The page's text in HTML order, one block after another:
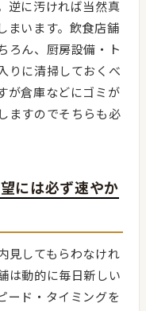
逆に汚ければ当然真
まいます。飲食店舗
ろん、厨房設備・ト
りに清掃しておくべ
が倉庫などにゴミが
ますのでそちらも必
には必ず速やか
見してもらわなけれ
は動的に毎日新しい
ード・タイミングを